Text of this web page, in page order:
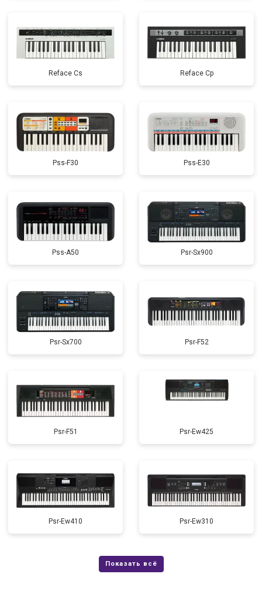
Reface Cs Reface Cp
Pss-F30 Pss-E30
Pss-A50 Psr-Sx900
Psr-Sx700 Psr-F52
Psr-F51 Psr-Ew425
Psr-Ew410 Psr-Ew310